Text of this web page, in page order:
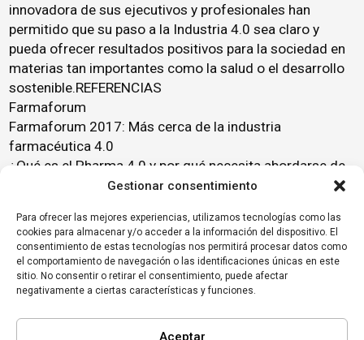
Gestionar consentimiento
Para ofrecer las mejores experiencias, utilizamos tecnologías como las
cookies para almacenar y/o acceder a la información del dispositivo. El
consentimiento de estas tecnologías nos permitirá procesar datos como
el comportamiento de navegación o las identificaciones únicas en este
sitio. No consentir o retirar el consentimiento, puede afectar
negativamente a ciertas características y funciones.
Aceptar
innovadora de sus ejecutivos y profesionales han
permitido que su paso a la Industria 4.0 sea claro y
pueda ofrecer resultados positivos para la sociedad en
materias tan importantes como la salud o el desarrollo
sostenible.REFERENCIAS
Farmaforum
Farmaforum 2017: Más cerca de la industria
farmacéutica 4.0
¿Qué es el Pharma 4.0 y por qué necesita abordarse de
forma multinivel e integrada?
Industry 4.0 in the medical technology and
pharmaceutical industry sectors
Inversión del sector químico en la Industria 4.0
El Sector Químico Catalán se adapta a la Industria 4.0